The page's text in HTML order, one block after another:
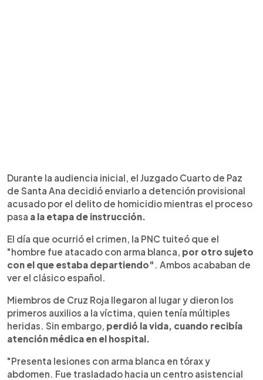
Durante la audiencia inicial, el Juzgado Cuarto de Paz
de Santa Ana decidió enviarlo a detención provisional
acusado por el delito de homicidio mientras el proceso
pasa a la etapa de instrucción.
El día que ocurrió el crimen, la PNC tuiteó que el
"hombre fue atacado con arma blanca, por otro sujeto
con el que estaba departiendo"
. Ambos acababan de
ver el clásico español.
Miembros de Cruz Roja llegaron al lugar y dieron los
primeros auxilios a la víctima, quien tenía múltiples
heridas. Sin embargo, perdió la vida, cuando recibía
atención médica en el hospital.
"Presenta lesiones con arma blanca en tórax y
abdomen. Fue trasladado hacia un centro asistencial